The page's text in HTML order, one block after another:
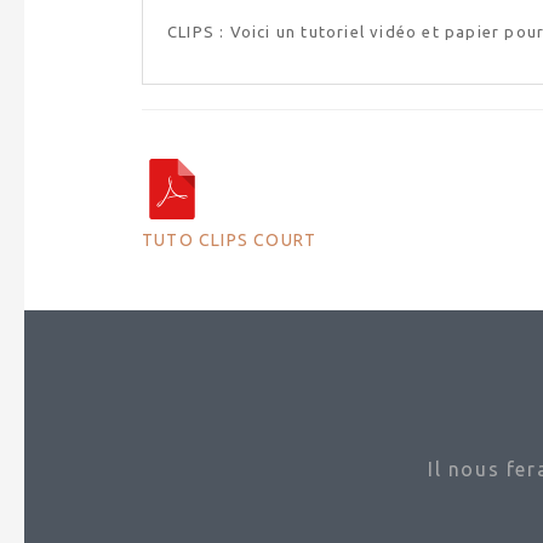
CLIPS : Voici un tutoriel vidéo et papier
TUTO CLIPS COURT
Il nous